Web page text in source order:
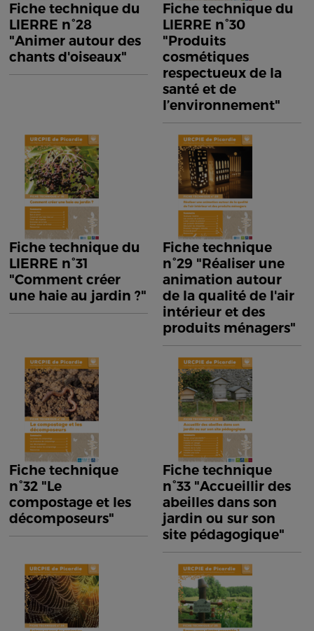
Fiche technique du
LIERRE n°28
"Animer autour des
chants d'oiseaux"
Fiche technique du
LIERRE n°30
"Produits
cosmétiques
respectueux de la
santé et de
l’environnement"
Fiche technique du
LIERRE n°31
"Comment créer
une haie au jardin ?"
Fiche technique
n°29 "Réaliser une
animation autour
de la qualité de l'air
intérieur et des
produits ménagers"
Fiche technique
n°32 "Le
compostage et les
décomposeurs"
Fiche technique
n°33 "Accueillir des
abeilles dans son
jardin ou sur son
site pédagogique"